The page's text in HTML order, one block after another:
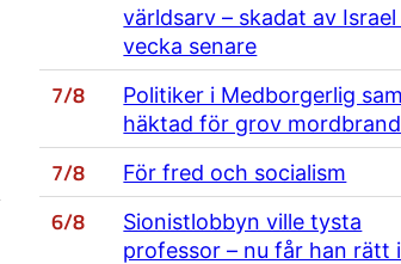
världsarv – skadat av Israel
vecka senare
7/8
Politiker i Medborgerlig
häktad för grov mordbrand
7/8 För fred och socialism
6/8
Sionistlobbyn ville tysta
professor – nu får han rätt i